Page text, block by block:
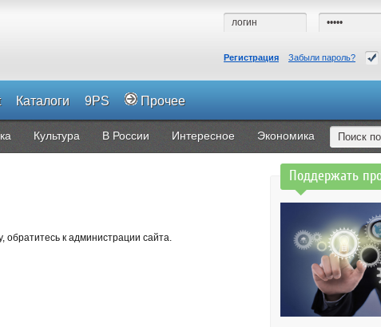
Регистрация Забыли пароль?
Каталоги 9PS Прочее
Культура В России Интересное Экономика
к администрации сайта.
Поддержать